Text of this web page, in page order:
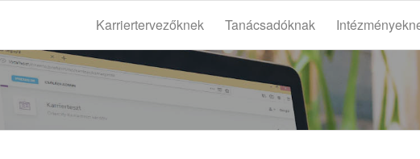
Karriertervezőknek Tanácsadóknak